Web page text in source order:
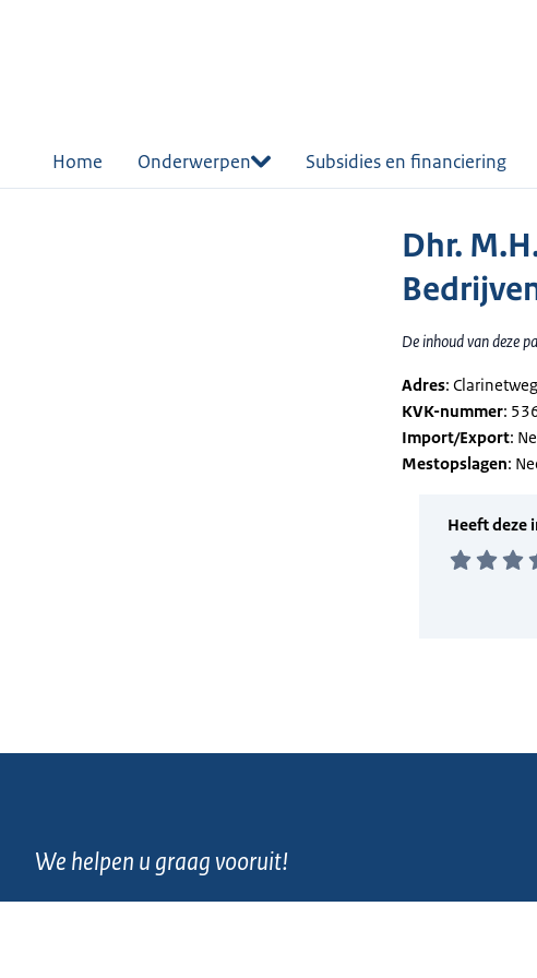
Home Onderwerpen Subsidies en financiering
Dhr.
De inhoud van deze
Adres:
KVK-nummer:
Import/Export:
Mestopslagen:
We helpen u graag vooruit!